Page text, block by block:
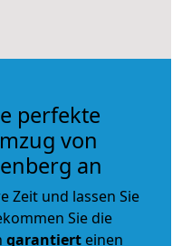
perfekte
von
an
Zeit und lassen Sie
Sie die
garantiert einen